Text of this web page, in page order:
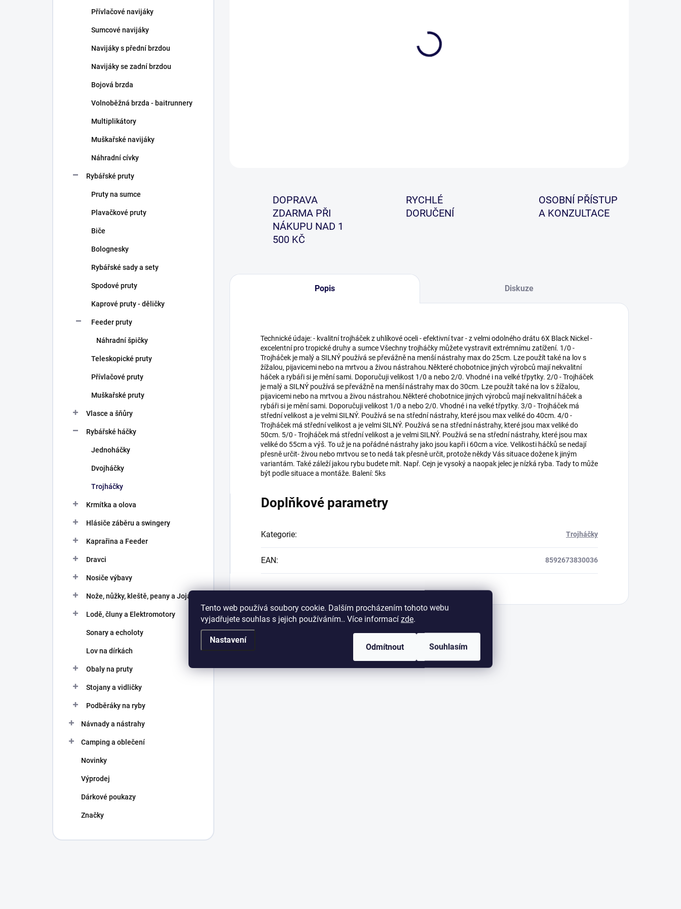
Tento web používá soubory cookie. Dalším procházením tohoto webu
vyjadřujete souhlas s jejich používáním.. Více informací zde.
Nastavení
Odmítnout Souhlasím
Přívlačové navijáky
Sumcové navijáky
Navijáky s přední brzdou
Navijáky se zadní brzdou
Bojová brzda
Volnoběžná brzda - baitrunnery
Multiplikátory
Muškařské navijáky
Náhradní cívky
Rybářské pruty
Pruty na sumce
Plavačkové pruty
Biče
Bolognesky
Rybářské sady a sety
Spodové pruty
Kaprové pruty - děličky
Feeder pruty
Náhradní špičky
Teleskopické pruty
Přívlačové pruty
Muškařské pruty
Vlasce a šňůry
Rybářské háčky
Jednoháčky
Dvojháčky
Trojháčky
Krmítka a olova
Hlásiče záběru a swingery
Kaprařina a Feeder
Dravci
Nosiče výbavy
Nože, nůžky, kleště, peany a Joja
Lodě, čluny a Elektromotory
Sonary a echoloty
Lov na dírkách
Obaly na pruty
Stojany a vidličky
Podběráky na ryby
Návnady a nástrahy
Camping a oblečení
Novinky
Výprodej
Dárkové poukazy
Značky
Populární trojháček na chytání tropických druhů a
DOPRAVA
ZDARMA PŘI
NÁKUPU NAD 1
500 KČ
RYCHLÉ
DORUČENÍ
OSOBNÍ PŘÍSTUP
A KONZULTACE
Popis Diskuze
Technické údaje: - kvalitní trojháček z uhlíkové oceli - efektivní tvar - z velmi odolného drátu 6X Black Nickel -
excelentní pro tropické druhy a sumce Všechny trojháčky můžete vystravit extrémnímu zatížení. 1/0 -
Trojháček je malý a SILNÝ používá se převážně na menší nástrahy max do 25cm. Lze použít také na lov s
žížalou, pijavicemi nebo na mrtvou a živou nástrahou.Některé chobotnice jiných výrobců mají nekvalitní
háček a rybáři si je mění sami. Doporučuji velikost 1/0 a nebo 2/0. Vhodné i na velké třpytky. 2/0 - Trojháček
je malý a SILNÝ používá se převážně na menší nástrahy max do 30cm. Lze použít také na lov s žížalou,
pijavicemi nebo na mrtvou a živou nástrahou.Některé chobotnice jiných výrobců mají nekvalitní háček a
rybáři si je mění sami. Doporučuji velikost 1/0 a nebo 2/0. Vhodné i na velké třpytky. 3/0 - Trojháček má
střední velikost a je velmi SILNÝ. Používá se na střední nástrahy, které jsou max veliké do 40cm. 4/0 -
Trojháček má střední velikost a je velmi SILNÝ. Používá se na střední nástrahy, které jsou max veliké do
50cm. 5/0 - Trojháček má střední velikost a je velmi SILNÝ. Používá se na střední nástrahy, které jsou max
veliké do 55cm a výš. To už je na pořádné nástrahy jako jsou kapři i 60cm a více. Velikosti háčků se nedají
přesně určit- živou nebo mrtvou se to nedá tak přesně určit, protože někdy Vás situace dožene k jiným
variantám. Také záleží jakou rybu budete mít. Např. Cejn je vysoký a naopak jelec je nízká ryba. Tady to může
být podle situace a montáže. Balení: 5ks
Doplňkové parametry
Kategorie: Trojháčky
EAN: 8592673830036